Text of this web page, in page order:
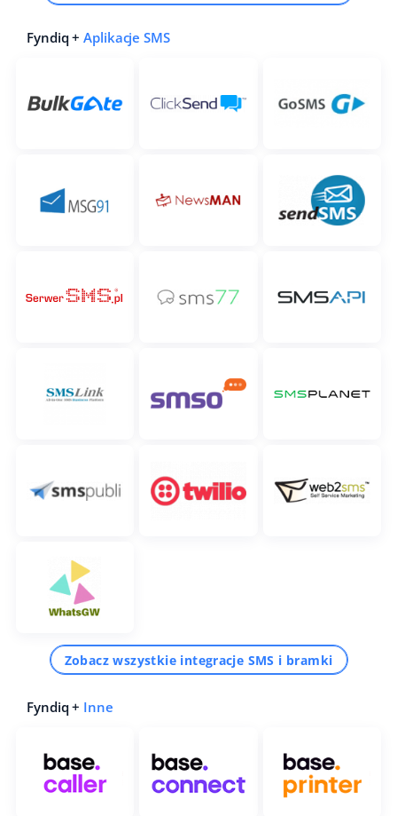
Fyndiq +Aplikacje SMS
Zobacz wszystkie integracje SMS i bramki
Fyndiq + Inne